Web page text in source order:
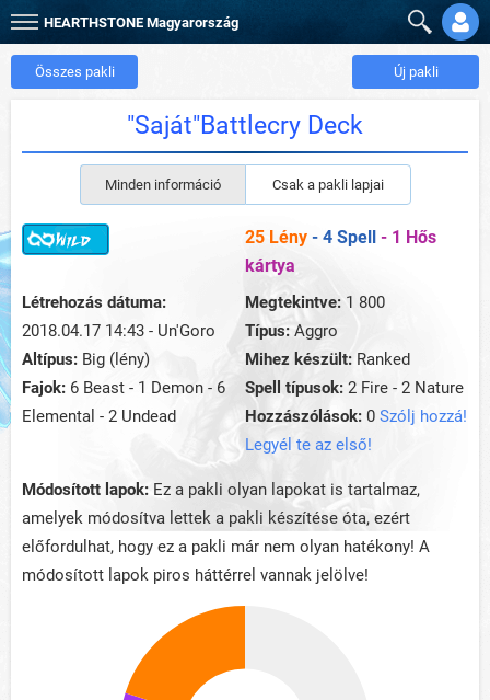
HEARTHSTONE Magyarország
Összes pakli Új pakli
"Saját"Battlecry Deck
Minden információ Csak a pakli lapjai
25 Lény - 4 Spell - 1 Hős
kártya
Létrehozás dátuma:
2018.04.17 14:43 - Un'Goro
Megtekintve: 1 800
Típus: Aggro
Altípus: Big (lény) Mihez készült: Ranked
Fajok: 6 Beast - 1 Demon - 6
Elemental - 2 Undead
Spell típusok: 2 Fire - 2 Nature
Hozzászólások: 0 Szólj hozzá!
Legyél te az első!
Módosított lapok: Ez a pakli olyan lapokat is tartalmaz,
amelyek módosítva lettek a pakli készítése óta, ezért
előfordulhat, hogy ez a pakli már nem olyan hatékony! A
módosított lapok piros háttérrel vannak jelölve!